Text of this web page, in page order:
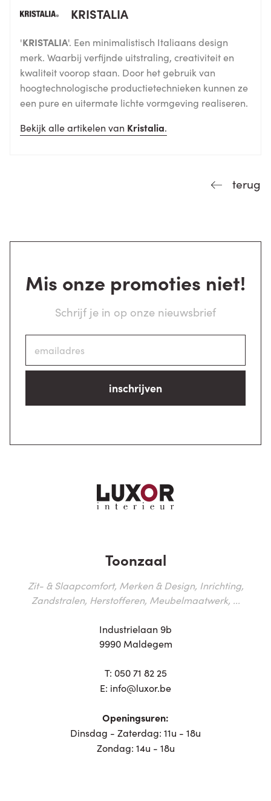
KRISTALIA
'KRISTALIA'. Een minimalistisch Italiaans design
merk. Waarbij verfijnde uitstraling, creativiteit en
kwaliteit voorop staan. Door het gebruik van
hoogtechnologische productietechnieken kunnen ze
een pure en uitermate lichte vormgeving realiseren.
Bekijk alle artikelen van Kristalia.
terug
Mis onze promoties niet!
Schrijf je in op onze nieuwsbrief
inschrijven
Toonzaal
Zit- & Slaapcomfort, Merken & Design, Inrichting,
Zandstralen, Herstofferen, Meubelmaatwerk, ...
Industrielaan 9b
9990 Maldegem
T: 050 71 82 25
E: info@luxor.be
Openingsuren:
Dinsdag - Zaterdag: 11u - 18u
Zondag: 14u - 18u